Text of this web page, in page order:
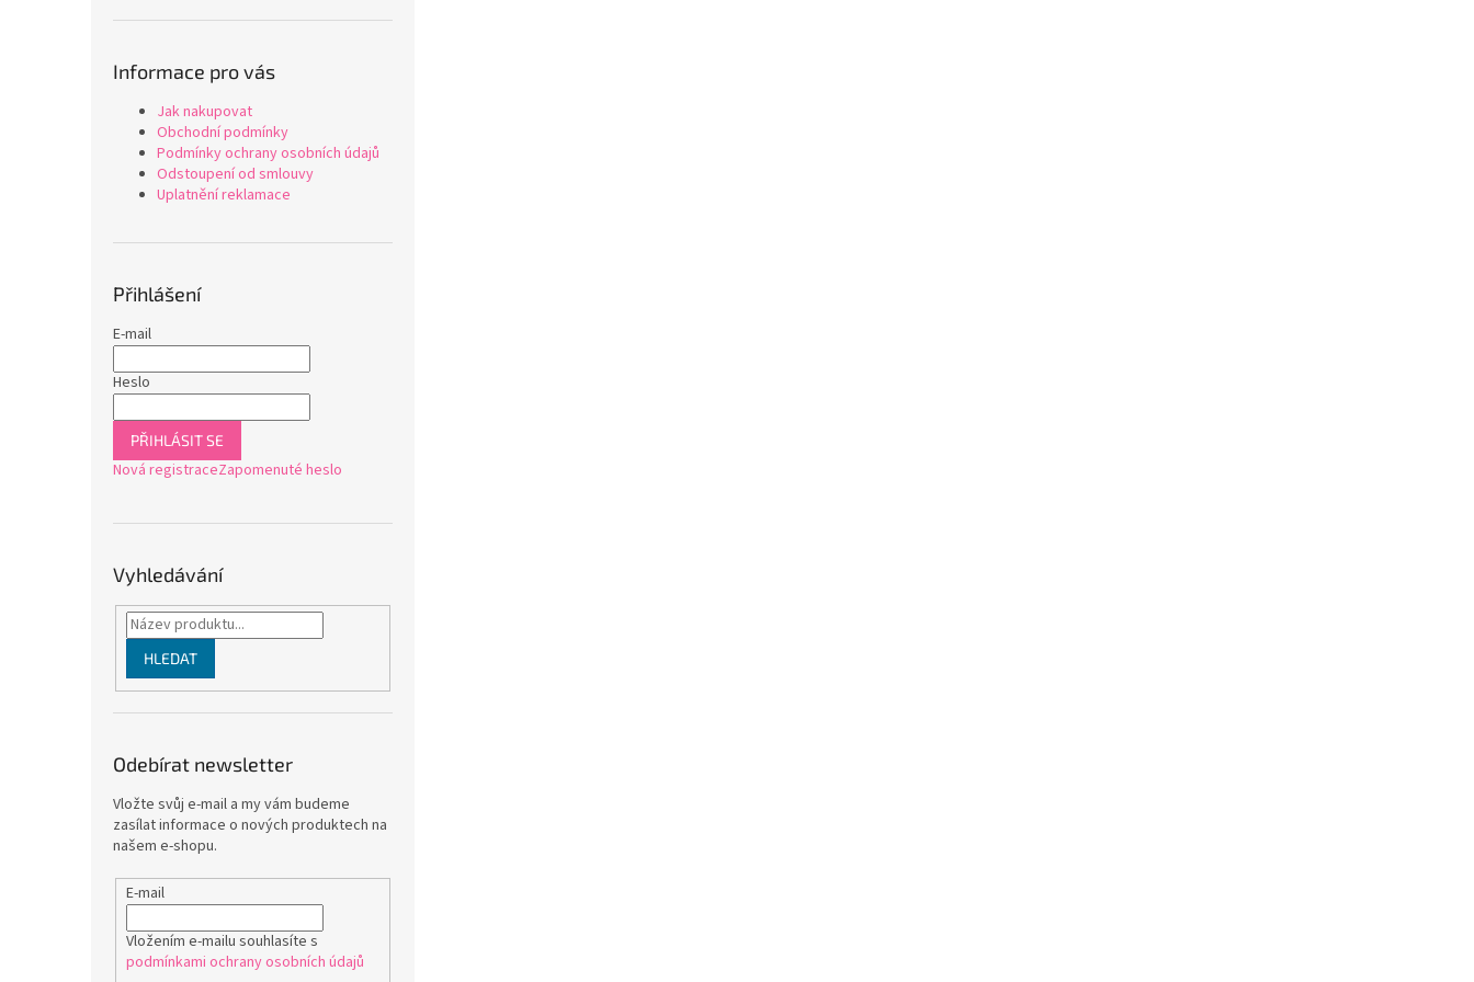
Informace pro vás
Jak nakupovat
Obchodní podmínky
Podmínky ochrany osobních údajů
Odstoupení od smlouvy
Uplatnění reklamace
Přihlášení
E-mail
Heslo
PŘIHLÁSIT SE
Nová registraceZapomenuté heslo
Vyhledávání
HLEDAT
Odebírat newsletter
Vložte svůj e-mail a my vám budeme
zasílat informace o nových produktech na
našem e-shopu.
E-mail
Vložením e-mailu souhlasíte s
podmínkami ochrany osobních údajů